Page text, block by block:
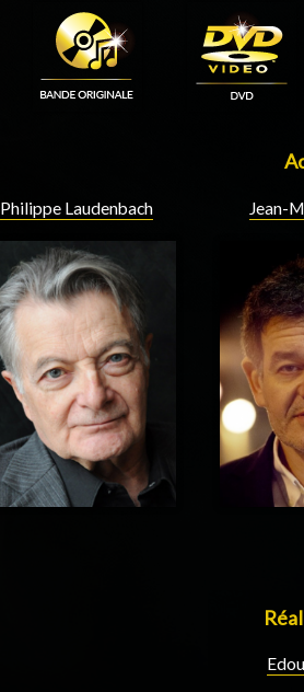
Philippe Laudenbach Jean-